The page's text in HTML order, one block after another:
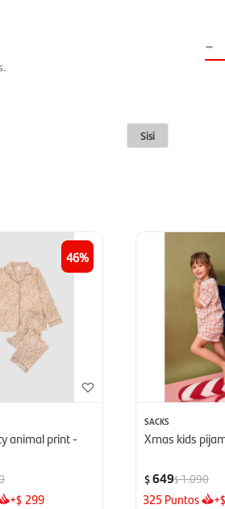
-
Sisi
46
animal print -
+$ 299
SACKS
Xmas kids
$649$1.090
325 Puntos +$